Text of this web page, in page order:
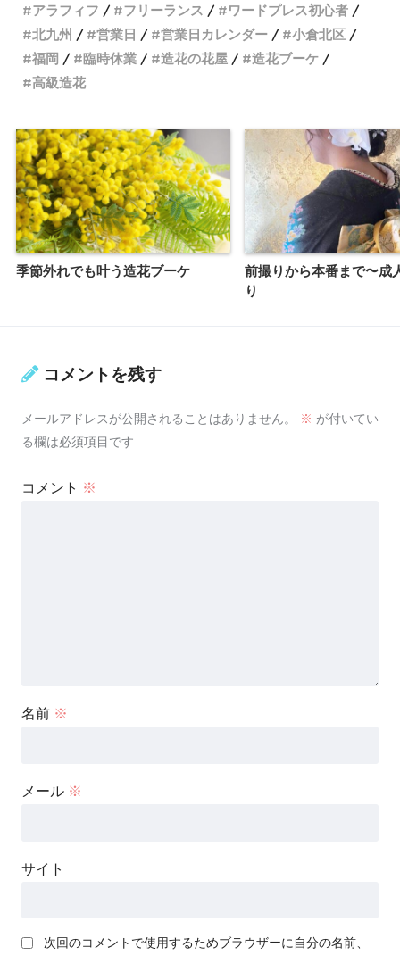
アラフィフ
フリーランス
ワードプレス初心者
北九州
営業日 営業日カレンダー
小倉北区
福岡
臨時休業 造花の花屋
造花ブーケ
高級造花
季節外れでも叶う造花ブーケ
前撮りから本番まで〜成
り
コメントを残す
メールアドレスが公開されることはありません。 ※ が付いてい
る欄は必須項目です
コメント ※
名前 ※
メール ※
サイト
次回のコメントで使用するためブラウザーに自分の名前、